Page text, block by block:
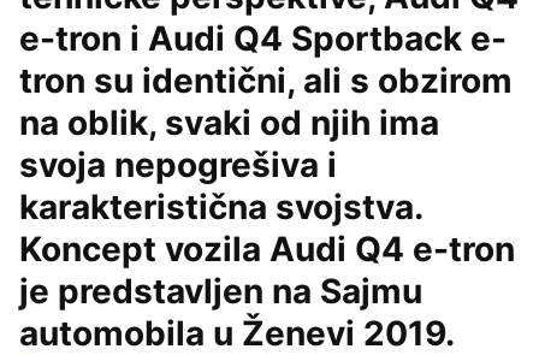
e-tron i Audi Q4 Sportback e-
tron su identični, ali s obzirom
na oblik, svaki od njih ima
svoja nepogrešiva i
karakteristična svojstva.
Koncept vozila Audi Q4 e-tron
je predstavljen na Sajmu
automobila u Ženevi 2019.